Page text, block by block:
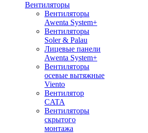
Вентиляторы
Вентиляторы
Awenta System+
Вентиляторы
Soler & Palau
Лицевые панели
Awenta System+
Вентиляторы
осевые вытяжные
Viento
Вентилятор
CATA
Вентиляторы
скрытого
монтажа